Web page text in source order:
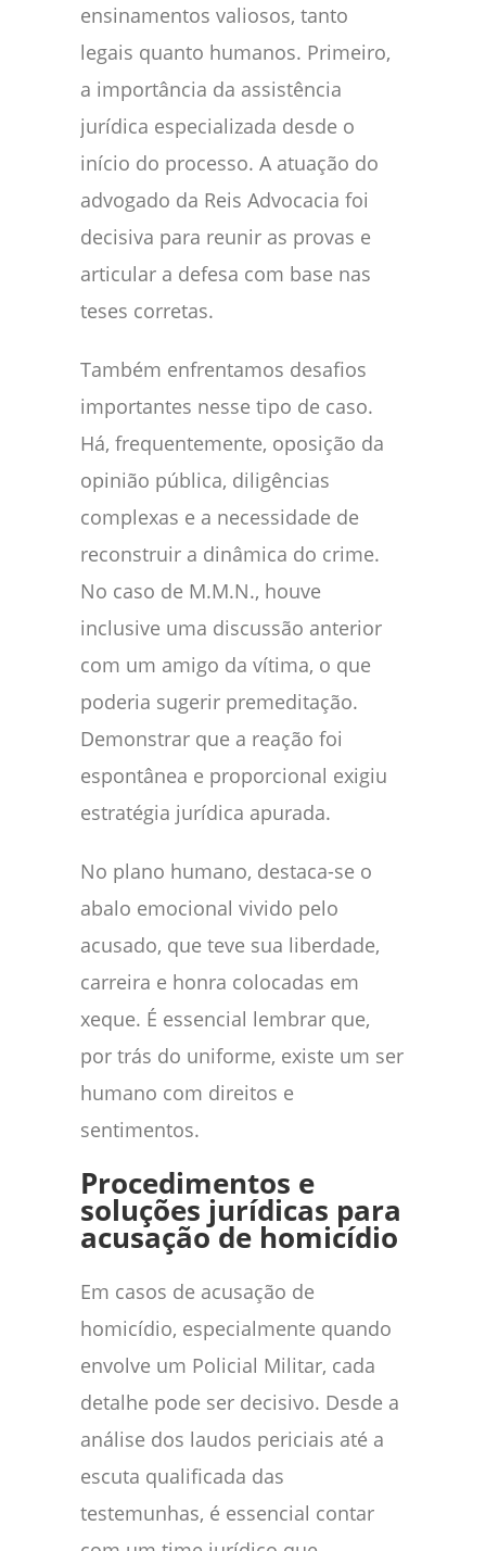
ensinamentos valiosos, tanto
legais quanto humanos. Primeiro,
a importância da assistência
jurídica especializada desde o
início do processo. A atuação do
advogado da Reis Advocacia foi
decisiva para reunir as provas e
articular a defesa com base nas
teses corretas.
Também enfrentamos desafios
importantes nesse tipo de caso.
Há, frequentemente, oposição da
opinião pública, diligências
complexas e a necessidade de
reconstruir a dinâmica do crime.
No caso de M.M.N., houve
inclusive uma discussão anterior
com um amigo da vítima, o que
poderia sugerir premeditação.
Demonstrar que a reação foi
espontânea e proporcional exigiu
estratégia jurídica apurada.
No plano humano, destaca-se o
abalo emocional vivido pelo
acusado, que teve sua liberdade,
carreira e honra colocadas em
xeque. É essencial lembrar que,
por trás do uniforme, existe um ser
humano com direitos e
sentimentos.
Procedimentos e
soluções jurídicas para
acusação de homicídio
Em casos de acusação de
homicídio, especialmente quando
envolve um Policial Militar, cada
detalhe pode ser decisivo. Desde a
análise dos laudos periciais até a
escuta qualificada das
testemunhas, é essencial contar